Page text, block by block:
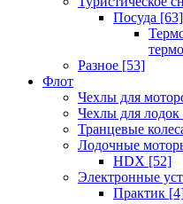
Посуда [63]
Разное [53]
Флот
Чехлы для
Чехлы для лодок
Транцевые
Лодочные
HDX [52]
Электронные
Практик